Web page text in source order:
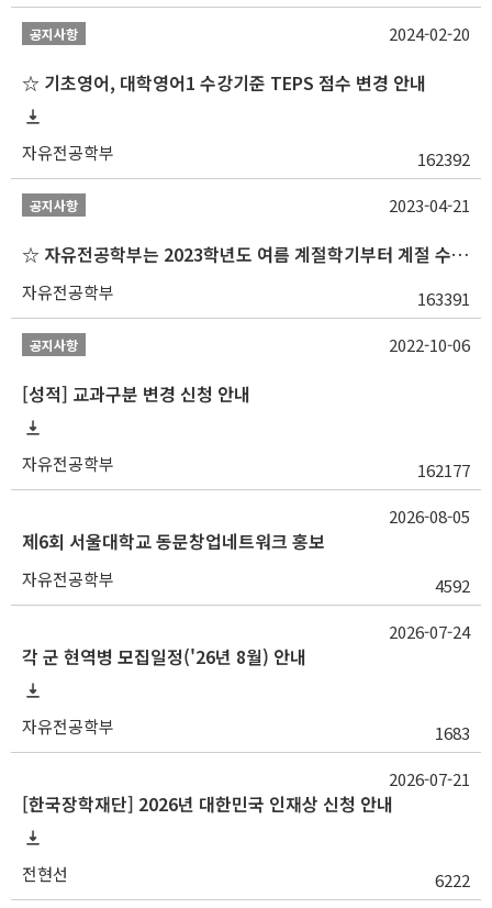
공지사항
☆ 기초영어, 대학영어1 수강기준 TEPS 점수 변경 안내
자유전공학부 162392
2024-02-20
공지사항
☆ 자유전공학부는 2023학년도 여름 계절학기부터 계절 수업을 개설하지 않습니다 ☆
자유전공학부 163391
2023-04-21
공지사항
[성적] 교과구분 변경 신청 안내
자유전공학부 162177
2022-10-06
제6회 서울대학교 동문창업네트워크 홍보
자유전공학부 4592
2026-08-05
각 군 현역병 모집일정('26년 8월) 안내
자유전공학부 1683
2026-07-24
[한국장학재단] 2026년 대한민국 인재상 신청 안내
전현선 6222
2026-07-21